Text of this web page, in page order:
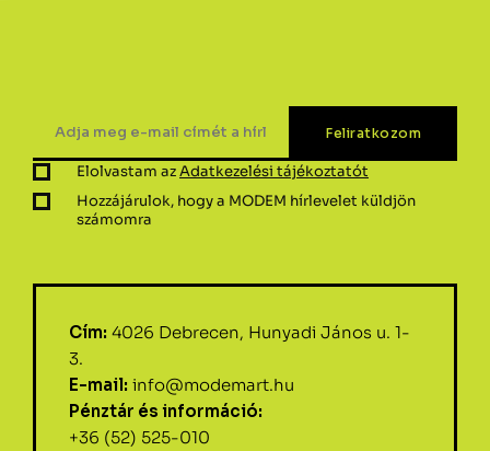
Elolvastam azAdatkezelési tájékoztatót
Hozzájárulok, hogy a MODEM hírlevelet küldjön
számomra
Cím: 4026 Debrecen, Hunyadi János u. 1-
3.
E-mail: info@modemart.hu
Pénztár és információ:
+36 (52) 525-010